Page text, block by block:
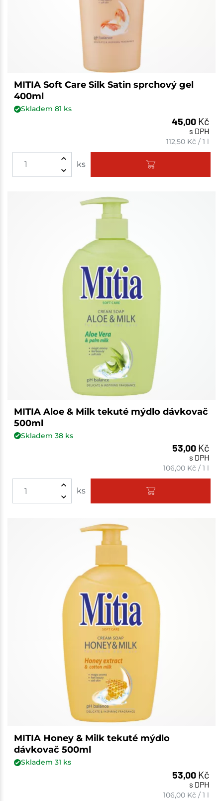
MITIA Soft Care Silk Satin sprchový gel
400ml
Skladem 81 ks
45,00 Kč
s DPH
112,50 Kč /1 l
ks
MITIA Aloe & Milk tekuté mýdlo dávkovač
500ml
Skladem 38ks
53,00 Kč
s DPH
106,00 Kč /1 l
ks
MITIA Honey & Milk tekuté mýdlo
dávkovač 500ml
Skladem 31 ks
53,00 Kč
s DPH
106,00 Kč /1 l